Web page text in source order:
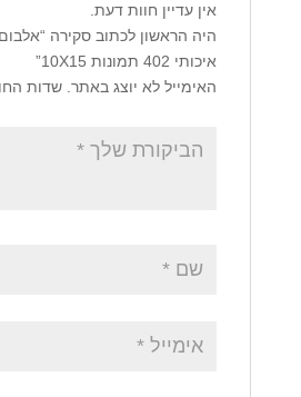
אין עדיין חוות דעת.
היה הראשון לכתוב סקירה
איכותי 402 תמונות 10X15”
האימייל לא יוצג באתר. שדות